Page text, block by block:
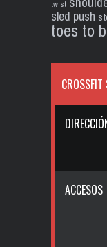
twist
sled push
toes to
ACCESOS